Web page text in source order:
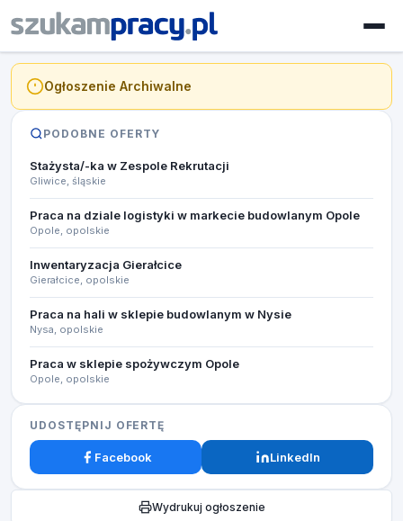
Ogłoszenie Archiwalne
PODOBNE OFERTY
Stażysta/-ka w Zespole Rekrutacji
Gliwice, śląskie
Praca na dziale logistyki w markecie budowlanym Opole
Opole, opolskie
Inwentaryzacja Gierałcice
Gierałcice, opolskie
Praca na hali w sklepie budowlanym w Nysie
Nysa, opolskie
Praca w sklepie spożywczym Opole
Opole, opolskie
UDOSTĘPNIJ OFERTĘ
Facebook LinkedIn
Wydrukuj ogłoszenie